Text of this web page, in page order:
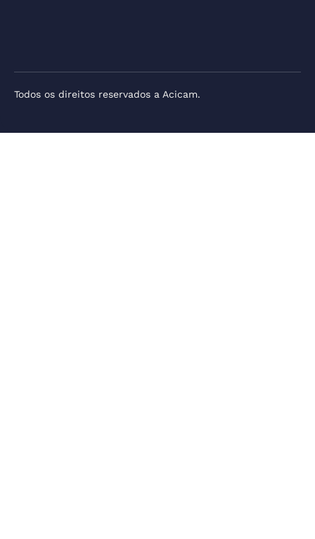
Todos os direitos reservados a Acicam.